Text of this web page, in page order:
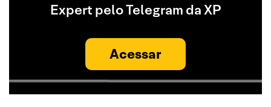
Expert pelo Telegram da XP
Acessar